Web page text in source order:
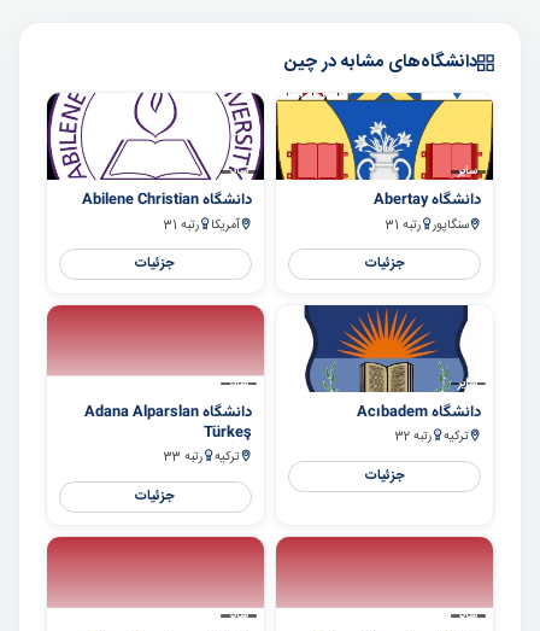
دانشگاه‌های مشابه در چین
سایر
دانشگاه Abertay
سنگاپور رتبه 31
جزئیات
سایر
دانشگاه Abilene Christian
آمریکا رتبه 31
جزئیات
سایر
دانشگاه Acıbadem
ترکیه رتبه 32
جزئیات
سایر
دانشگاه Adana Alparslan
Türkeş
ترکیه رتبه 33
جزئیات
سایر سایر